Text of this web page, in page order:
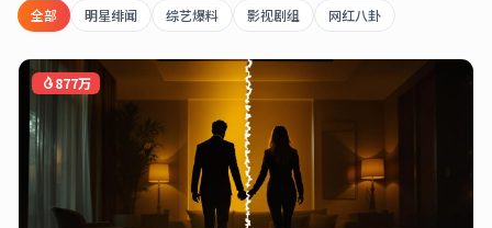
全部 明星绯闻 综艺爆料 影视剧组 网红八卦
877万